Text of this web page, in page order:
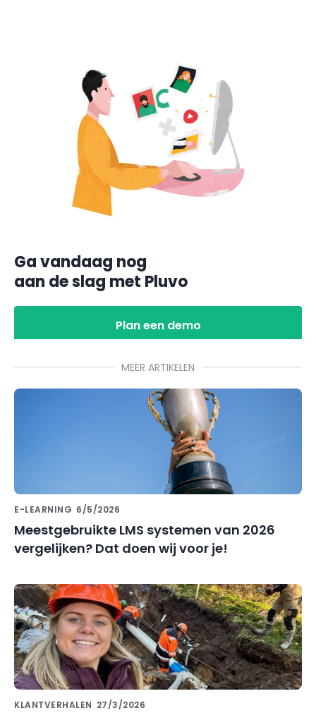
Ga vandaag nog
aan de slag met Pluvo
Plan een demo
MEER ARTIKELEN
E-LEARNING 6/5/2026
Meestgebruikte LMS systemen van 2026
vergelijken? Dat doen wij voor je!
KLANTVERHALEN 27/3/2026